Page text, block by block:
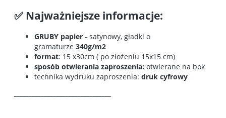
✅ Najważniejsze informacje:
GRUBY papier - satynowy, gładki o
gramaturze 340g/m2
format: 15 x30cm ( po złożeniu 15x15 cm)
sposób otwierania zaproszenia: otwierane na bok
technika wydruku zaproszenia: druk cyfrowy